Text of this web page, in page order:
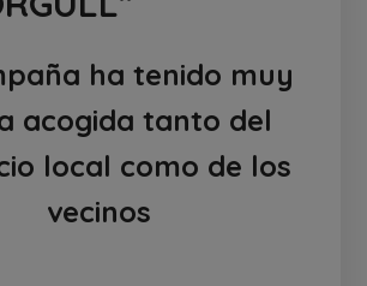
ha tenido muy
acogida tanto del
local como de los
vecinos